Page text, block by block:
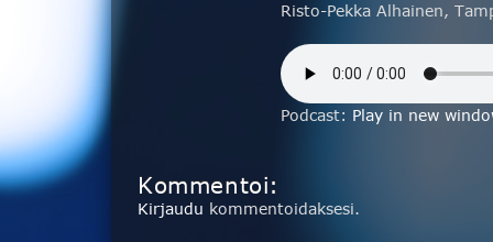
Risto-Pekka Alhainen,
Podcast: Play in new
Kommentoi:
Kirjaudu kommentoidaksesi.